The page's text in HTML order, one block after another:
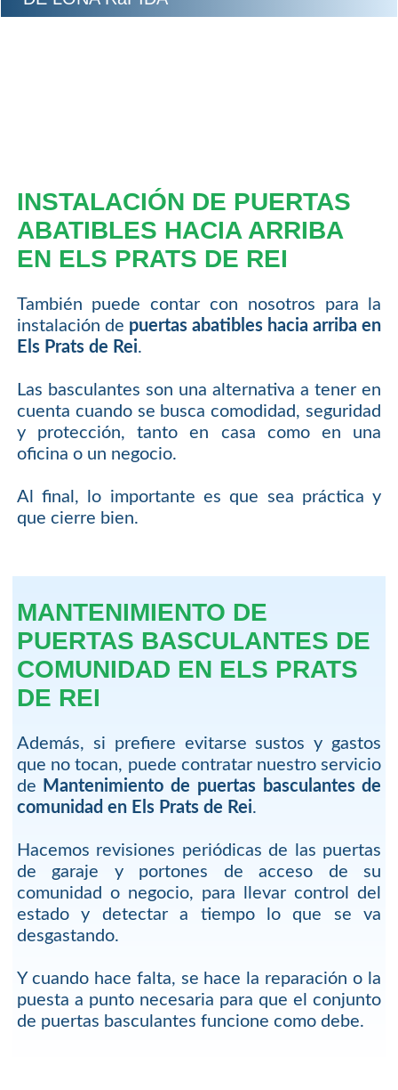
INSTALACIÓN DE PUERTAS
ABATIBLES HACIA ARRIBA
EN ELS PRATS DE REI
También puede contar con nosotros para la
instalación de puertas abatibles hacia arriba en
Els Prats de Rei.
Las basculantes son una alternativa a tener en
cuenta cuando se busca comodidad, seguridad
y protección, tanto en casa como en una
oficina o un negocio.
Al final, lo importante es que sea práctica y
que cierre bien.
MANTENIMIENTO DE
PUERTAS BASCULANTES DE
COMUNIDAD EN ELS PRATS
DE REI
Además, si prefiere evitarse sustos y gastos
que no tocan, puede contratar nuestro servicio
de Mantenimiento de puertas basculantes de
comunidad en Els Prats de Rei.
Hacemos revisiones periódicas de las puertas
de garaje y portones de acceso de su
comunidad o negocio, para llevar control del
estado y detectar a tiempo lo que se va
desgastando.
Y cuando hace falta, se hace la reparación o la
puesta a punto necesaria para que el conjunto
de puertas basculantes funcione como debe.